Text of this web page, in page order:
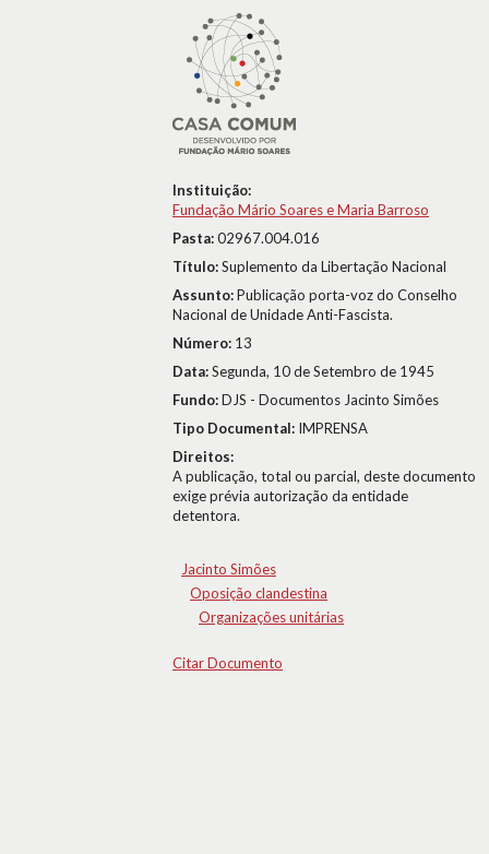
Instituição:
Fundação Mário Soares e Maria Barroso
Pasta:02967.004.016
Título:Suplemento da Libertação Nacional
Assunto:Publicação porta-voz do Conselho
Nacional de Unidade Anti-Fascista.
Número: 13
Data:Segunda, 10 de Setembro de 1945
Fundo:DJS - Documentos Jacinto Simões
Tipo Documental: IMPRENSA
Direitos:
A publicação, total ou parcial, deste documento
exige prévia autorização da entidade
detentora.
Jacinto Simões
Oposição clandestina
Organizações unitárias
Citar Documento